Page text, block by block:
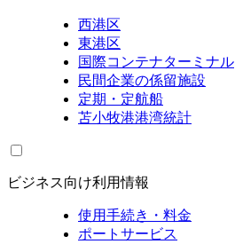
西港区
東港区
国際コンテナターミナル
民間企業の係留施設
定期・定航船
苫小牧港港湾統計
ビジネス向け利用情報
使用手続き・料金
ポートサービス